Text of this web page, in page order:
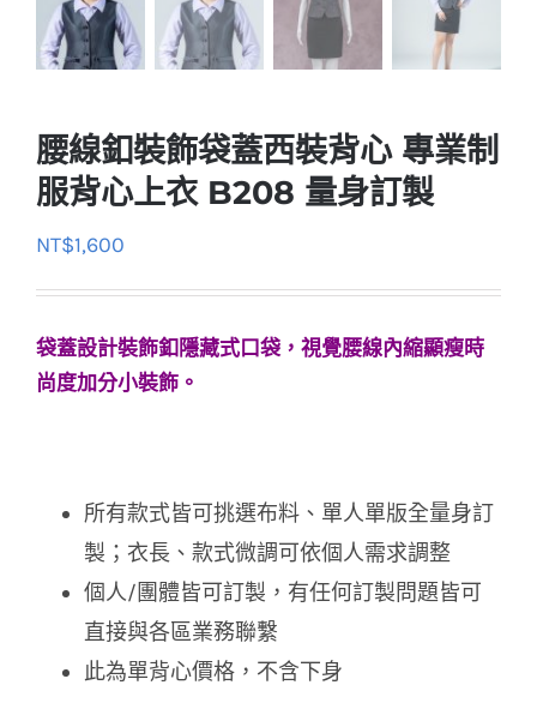
腰線釦裝飾袋蓋西裝背心 專業制
服背心上衣 B208 量身訂製
NT$1,600
袋蓋設計裝飾釦隱藏式口袋，視覺腰線內縮顯瘦時
尚度加分小裝飾。
所有款式皆可挑選布料、單人單版全量身訂
製；衣長、款式微調可依個人需求調整
個人/團體皆可訂製，有任何訂製問題皆可
直接與各區業務聯繫
此為單背心價格，不含下身